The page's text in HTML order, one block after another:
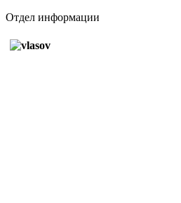
Отдел информации